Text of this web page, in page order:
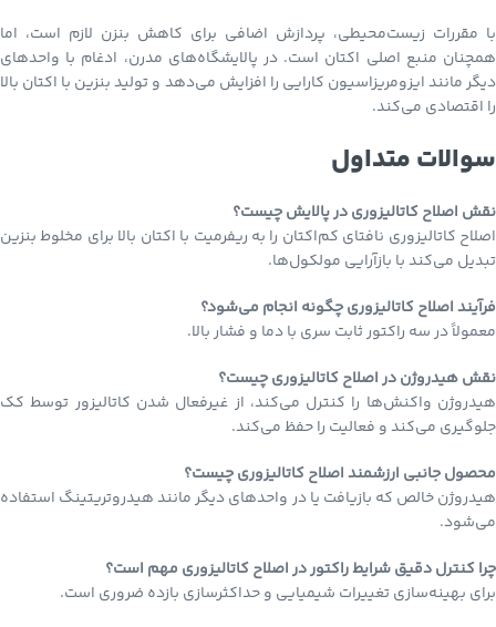
با مقررات زیست‌محیطی، پردازش اضافی برای کاهش بنزن لازم است، اما
همچنان منبع اصلی اکتان است. در پالایشگاه‌های مدرن، ادغام با واحدهای
دیگر مانند ایزومریزاسیون کارایی را افزایش می‌دهد و تولید بنزین با اکتان بالا
را اقتصادی می‌کند.
سوالات متداول
نقش اصلاح کاتالیزوری در پالایش چیست؟
اصلاح کاتالیزوری نافتای کم‌اکتان را به ریفرمیت با اکتان بالا برای مخلوط بنزین
تبدیل می‌کند با بازآرایی مولکول‌ها.
فرآیند اصلاح کاتالیزوری چگونه انجام می‌شود؟
معمولاً در سه راکتور ثابت سری با دما و فشار بالا.
نقش هیدروژن در اصلاح کاتالیزوری چیست؟
هیدروژن واکنش‌ها را کنترل می‌کند، از غیرفعال شدن کاتالیزور توسط کک
جلوگیری می‌کند و فعالیت را حفظ می‌کند.
محصول جانبی ارزشمند اصلاح کاتالیزوری چیست؟
هیدروژن خالص که بازیافت یا در واحدهای دیگر مانند هیدروتریتینگ استفاده
می‌شود.
چرا کنترل دقیق شرایط راکتور در اصلاح کاتالیزوری مهم است؟
برای بهینه‌سازی تغییرات شیمیایی و حداکثرسازی بازده ضروری است.